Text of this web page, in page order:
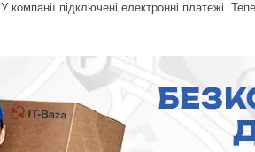
У компанії підключені електронні платежі.